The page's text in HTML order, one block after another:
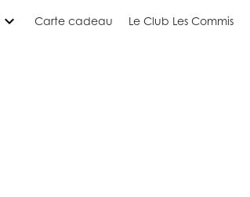
expand_more Carte cadeau Le Club Les Commis